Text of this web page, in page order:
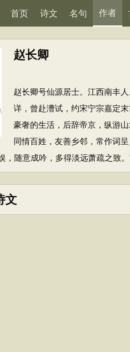
首页 诗文 名句 作者
赵长卿
赵长卿号仙源居士。江西南丰
详，曾赴漕试，约宋宁宗嘉定
豪奢的生活，后辞帝京，纵游
同情百姓，友善乡邻，常作词
，随意成吟，多得淡远萧疏之致。
文